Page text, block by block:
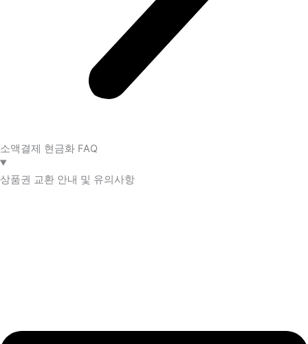
소액결제 현금화 FAQ​
상품권 교환 안내 및 유의사항